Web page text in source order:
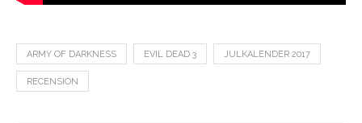
ARMY OF DARKNESS EVIL DEAD 3 JULKALENDER 2017
RECENSION